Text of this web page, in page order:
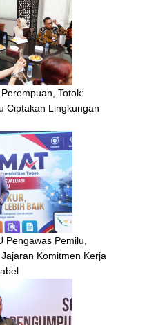
Totok:
Ciptakan Lingkungan
Pengawas Pemilu,
Komitmen Kerja